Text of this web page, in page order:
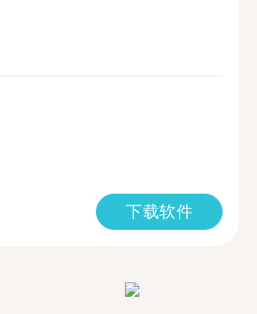
下载软件